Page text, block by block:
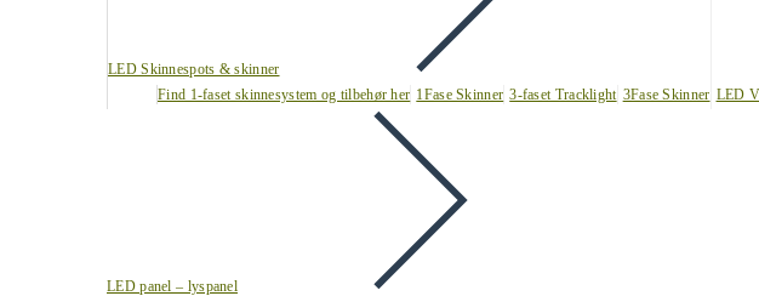
LED Skinnespots & skinner
Find 1-faset skinnesystem og tilbehør her 1Fase Skinner 3-faset Tracklight 3Fase Skinner LED
LED panel – lyspanel